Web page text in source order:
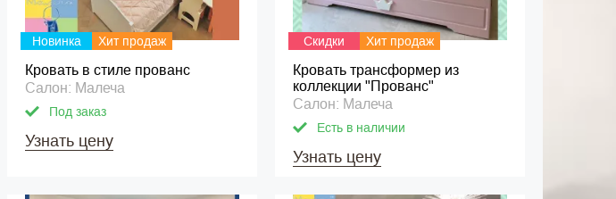
Новинка Хит продаж
Кровать в стиле прованс
Салон: Малеча
Под заказ
Узнать цену
Скидки Хит продаж
Кровать трансформер из
коллекции "Прованс"
Салон: Малеча
Есть в наличии
Узнать цену